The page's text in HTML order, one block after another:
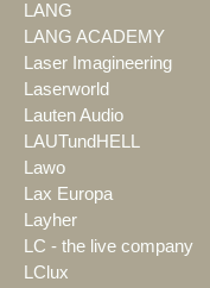
LANG
LANG ACADEMY
Laser Imagineering
Laserworld
Lauten Audio
LAUTundHELL
Lawo
Lax Europa
Layher
LC - the live company
LClux